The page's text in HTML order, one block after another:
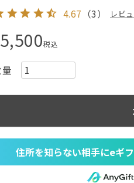
4.67 （3） レビ
5,500税込
住所を知らない相手にeギ